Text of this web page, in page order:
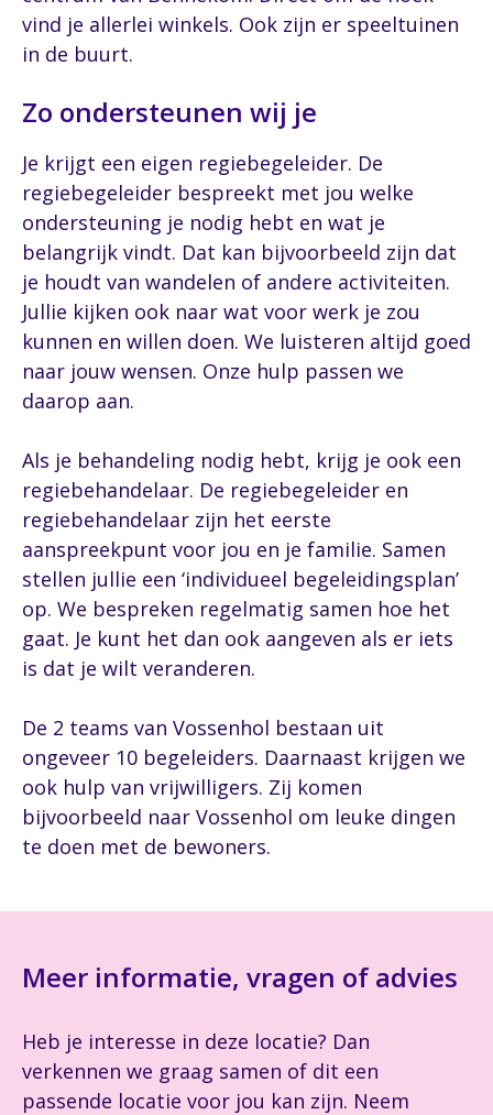
vind je allerlei winkels. Ook zijn er speeltuinen
in de buurt.
Zo ondersteunen wij je
Je krijgt een eigen regiebegeleider. De
regiebegeleider bespreekt met jou welke
ondersteuning je nodig hebt en wat je
belangrijk vindt. Dat kan bijvoorbeeld zijn dat
je houdt van wandelen of andere activiteiten.
Jullie kijken ook naar wat voor werk je zou
kunnen en willen doen. We luisteren altijd goed
naar jouw wensen. Onze hulp passen we
daarop aan.
Als je behandeling nodig hebt, krijg je ook een
regiebehandelaar. De regiebegeleider en
regiebehandelaar zijn het eerste
aanspreekpunt voor jou en je familie. Samen
stellen jullie een ‘individueel begeleidingsplan’
op. We bespreken regelmatig samen hoe het
gaat. Je kunt het dan ook aangeven als er iets
is dat je wilt veranderen.
De 2 teams van Vossenhol bestaan uit
ongeveer 10 begeleiders. Daarnaast krijgen we
ook hulp van vrijwilligers. Zij komen
bijvoorbeeld naar Vossenhol om leuke dingen
te doen met de bewoners.
Meer informatie, vragen of advies
Heb je interesse in deze locatie? Dan
verkennen we graag samen of dit een
passende locatie voor jou kan zijn. Neem